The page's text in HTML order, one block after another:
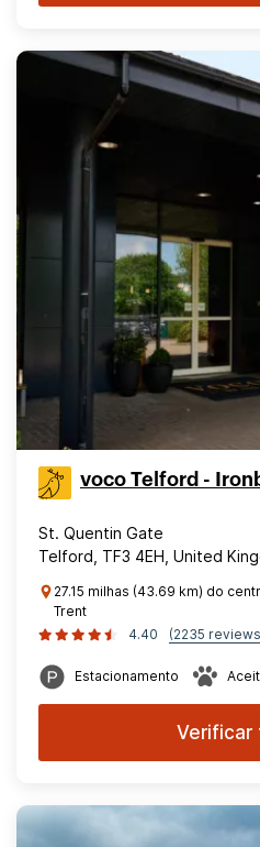
voco Telford -
St. Quentin Gate
Telford, TF3 4EH, United
27.15 milhas (43.69 km) do
Trent
4.40
(2235
Estacionamento
Verificar